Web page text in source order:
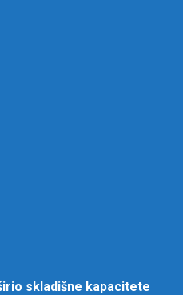
skladišne kapacitete